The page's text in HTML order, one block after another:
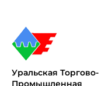
Уральская Торгово-
Промышленная